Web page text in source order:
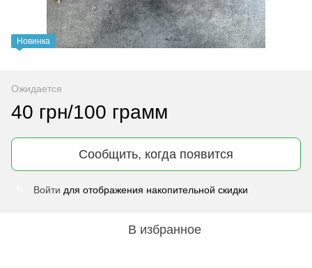
Новинка
Ожидается
40 грн/100 грамм
Сообщить, когда появится
Войти для отображения накопительной скидки
В избранное